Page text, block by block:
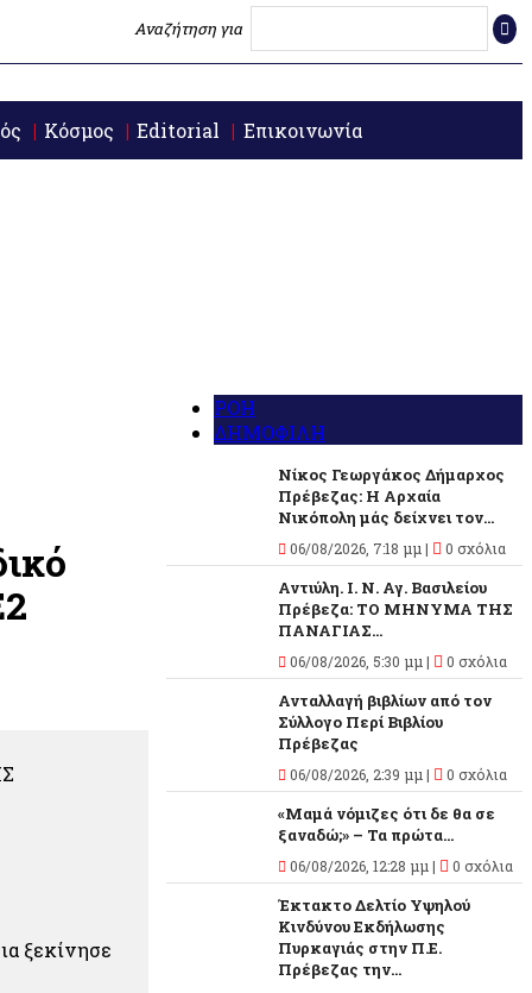
Αναζήτηση για
Κόσμος Editorial Επικοινωνία
ξεκίνησε
ΡΟΗ
ΔΗΜΟΦΙΛΗ
Νίκος Γεωργάκος Δήμαρχος
Πρέβεζας: Η Αρχαία
Νικόπολη μάς δείχνει τον...
06/08/2026, 7:18 μμ | 0 σχόλια
Αντιύλη. Ι. Ν. Αγ. Βασιλείου
Πρέβεζα: ΤΟ ΜΗΝΥΜΑ ΤΗΣ
ΠΑΝΑΓΙΑΣ...
06/08/2026, 5:30 μμ | 0 σχόλια
Ανταλλαγή βιβλίων από τον
Σύλλογο Περί Βιβλίου
Πρέβεζας
06/08/2026, 2:39 μμ | 0 σχόλια
«Μαμά νόμιζες ότι δε θα σε
ξαναδώ;» – Τα πρώτα...
06/08/2026, 12:28 μμ | 0 σχόλια
Έκτακτο Δελτίο Υψηλού
Κινδύνου Εκδήλωσης
Πυρκαγιάς στην Π.Ε.
Πρέβεζας την...